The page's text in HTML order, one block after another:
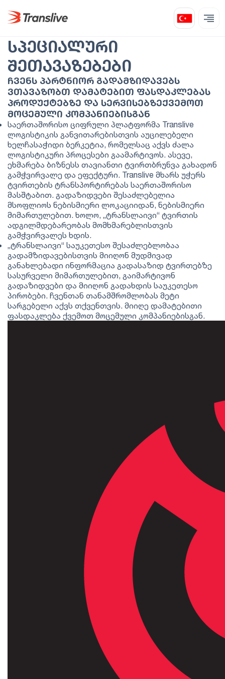
ᲡᲞᲔᲪᲘᲐᲚᲣᲠᲘ
ᲨᲔᲗᲐᲕᲐᲖᲔᲑᲔᲑᲘ
ᲩᲕᲔᲜᲡ ᲞᲐᲠᲢᲜᲘᲝᲠ ᲒᲐᲓᲐᲛᲖᲘᲓᲐᲕᲔᲑᲡ
ᲕᲗᲐᲕᲐᲖᲝᲑᲗ ᲓᲐᲛᲐᲢᲔᲑᲘᲗ ᲤᲐᲡᲓᲐᲙᲚᲔᲑᲐᲡ
ᲞᲠᲝᲓᲣᲥᲢᲔᲑᲖᲔ ᲓᲐ ᲡᲔᲠᲕᲘᲡᲔᲑᲖᲔᲥᲕᲔᲛᲝᲗ
ᲛᲝᲪᲔᲛᲣᲚᲘ ᲙᲝᲛᲞᲐᲜᲘᲔᲑᲘᲡᲒᲐᲜ
საერთაშორისო ციფრული პლატფორმა Translive
ლოგისტიკის განვითარებისთვის აუცილებელი
ხელჩასაჭიდი ბერკეტია, რომელსაც აქვს ძალა
ლოგისტიკური პროცესები გაამარტივოს. ასევე,
ეხმარება ბიზნესს თავიანთი ტვირთბრუნვა გახადონ
გამჭვირვალე და ეფექტური. Translive მხარს უჭერს
ტვირთების ტრანსპორტირებას საერთაშორისო
მასშტაბით. გადაზიდვები შესაძლებელია
მსოფლიოს ნებისმიერი ლოკაციიდან, ნებისმიერი
მიმართულებით. ხოლო, „ტრანსლაივი“ ტვირთის
ადგილმდებარეობას მომხმარებლისთვის
გამჭვირვალეს ხდის.
„ტრანსლაივი“ საუკეთესო შესაძლებლობაა
გადამზიდავებისთვის მიიღონ მუდმივად
განახლებადი ინფორმაცია გადასაზიდ ტვირთებზე
სასურველი მიმართულებით, გაიმარტივონ
გადაზიდვები და მიიღონ გადახდის საუკეთესო
პირობები. ჩვენთან თანამშრომლობას მეტი
სარგებელი აქვს თქვენთვის. მიიღე დამატებითი
ფასდაკლება ქვემოთ მოცემული კომპანიებისგან.